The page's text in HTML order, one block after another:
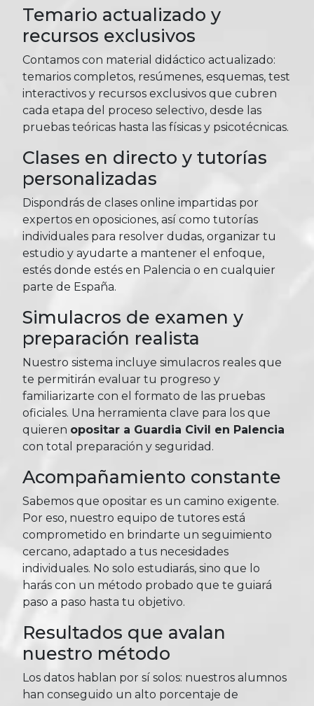
Temario actualizado y
recursos exclusivos
Contamos con material didáctico actualizado:
temarios completos, resúmenes, esquemas, test
interactivos y recursos exclusivos que cubren
cada etapa del proceso selectivo, desde las
pruebas teóricas hasta las físicas y psicotécnicas.
Clases en directo y tutorías
personalizadas
Dispondrás de clases online impartidas por
expertos en oposiciones, así como tutorías
individuales para resolver dudas, organizar tu
estudio y ayudarte a mantener el enfoque,
estés donde estés en Palencia o en cualquier
parte de España.
Simulacros de examen y
preparación realista
Nuestro sistema incluye simulacros reales que
te permitirán evaluar tu progreso y
familiarizarte con el formato de las pruebas
oficiales. Una herramienta clave para los que
quieren opositar a Guardia Civil en Palencia
con total preparación y seguridad.
Acompañamiento constante
Sabemos que opositar es un camino exigente.
Por eso, nuestro equipo de tutores está
comprometido en brindarte un seguimiento
cercano, adaptado a tus necesidades
individuales. No solo estudiarás, sino que lo
harás con un método probado que te guiará
paso a paso hasta tu objetivo.
Resultados que avalan
nuestro método
Los datos hablan por sí solos: nuestros alumnos
han conseguido un alto porcentaje de